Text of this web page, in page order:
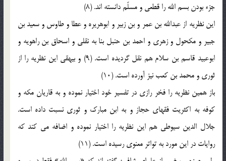
جزء بودن بسم الله را قطعي و مسلّم دانسته اند. (8)
اين نظريه از عبدالله بن عمر و بن زبير و ابوهريره و عطا و طاوس و سعيد بن
جبير و مکحول و زهري و احمد بن حنبل بنا به نقلي و اسحاق بن راهويه و
ابوعبيد قاسم بن سلام هم نقل گرديده است. (9) و بيهقي اين نظريه را از
ثوري و محمد بن کعب نيز آورده است. (10)
باز همين نظريه را فخر رازي در تفسير خود اختيار نموده و به قاريان مکه و
کوفه به اکثريت فقهاي حجاز و به ابن مبارک و ثوري نسبت داده است.
جلال الدين سيوطي هم اين نظريه را اختيار نموده و اضافه مي کند که
روايات در اين مورد به تواتر معنوي رسيده است. (11)